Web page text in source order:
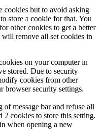
cookies but to avoid asking
store a cookie for that. You
other cookies to get a better
remove all set cookies in
on your computer in
stored. Due to security
cookies from other
browser security settings.
message bar and refuse all
cookies to store this setting.
when opening a new